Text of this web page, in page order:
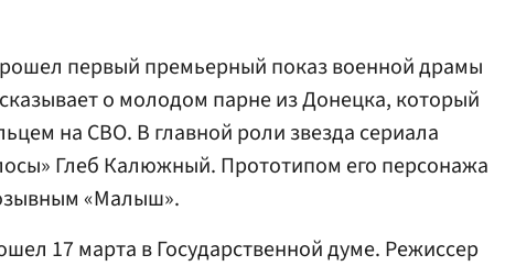
первый премьерный показ военной драмы
о молодом парне из Донецка, который
на СВО. В главной роли звезда сериала
Глеб Калюжный. Прототипом его персонажа
«Малыш».
17 марта в Государственной думе. Режиссер